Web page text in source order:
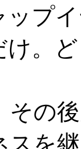
ップ
。
その
スを